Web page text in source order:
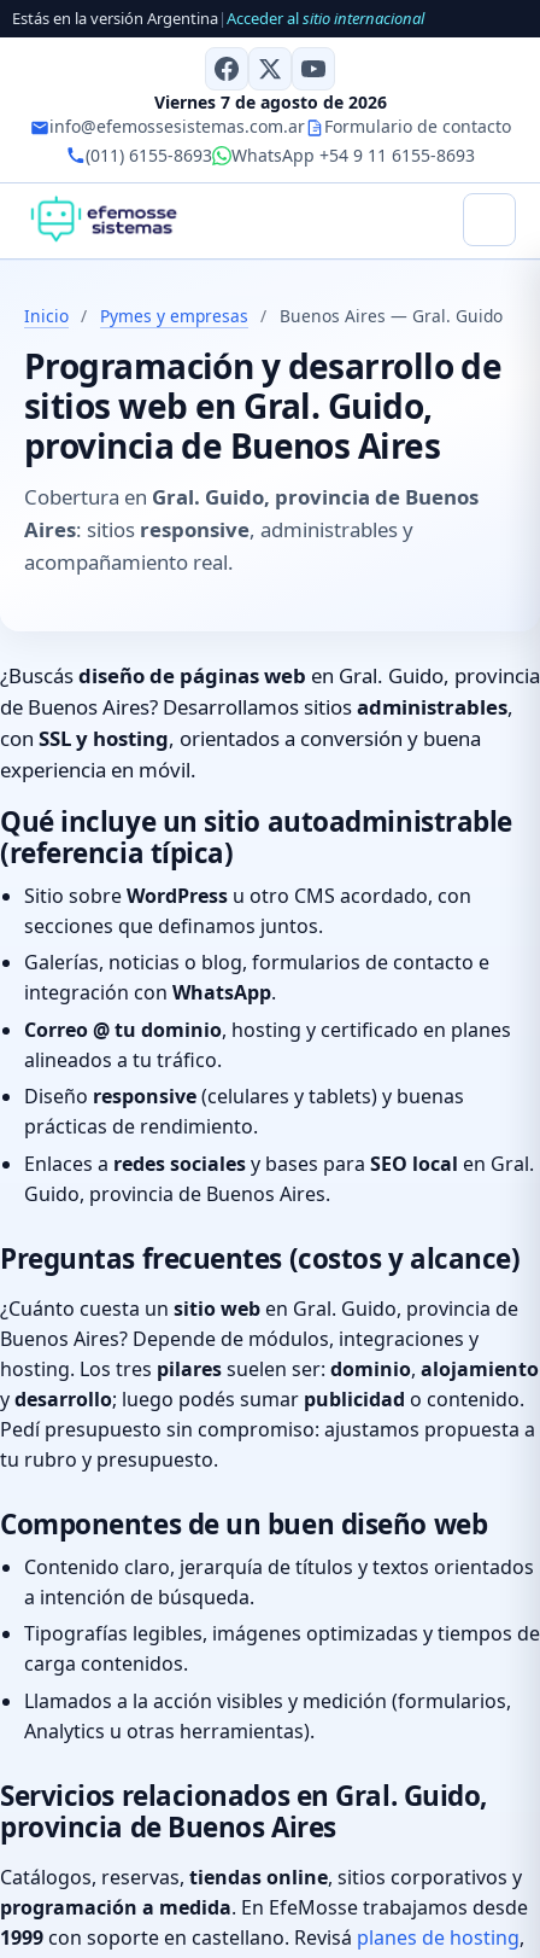
Estás en la versión Argentina|Acceder alsitio internacional
Viernes 7 de agosto de 2026
info@efemossesistemas.com.ar
Formulario de contacto
(011) 6155-8693
WhatsApp +54 9 11 6155-8693
Inicio / Pymes y empresas / Buenos Aires — Gral. Guido
Programación y desarrollo de
sitios web en Gral. Guido,
provincia de Buenos Aires
Cobertura en Gral. Guido, provincia de Buenos
Aires: sitios responsive, administrables y
acompañamiento real.
¿Buscásdiseño de páginas web en Gral. Guido, provincia
de Buenos Aires? Desarrollamos sitiosadministrables,
con SSL y hosting, orientados a conversión y buena
experiencia en móvil.
Qué incluye un sitio autoadministrable
(referencia típica)
Sitio sobreWordPress u otro CMS acordado, con
secciones que definamos juntos.
Galerías, noticias o blog, formularios de contacto e
integración con WhatsApp.
Correo @ tu dominio, hosting y certificado en planes
alineados a tu tráfico.
Diseño responsive(celulares y tablets) y buenas
prácticas de rendimiento.
Enlaces a redes socialesy bases para SEO local en Gral.
Guido, provincia de Buenos Aires.
Preguntas frecuentes (costos y alcance)
¿Cuánto cuesta un sitio weben Gral. Guido, provincia de
Buenos Aires? Depende de módulos, integraciones y
hosting. Los tres pilaressuelen ser: dominio, alojamiento
ydesarrollo; luego podés sumar publicidad o contenido.
Pedí presupuesto sin compromiso: ajustamos propuesta a
tu rubro y presupuesto.
Componentes de un buen diseño web
Contenido claro, jerarquía de títulos y textos orientados
a intención de búsqueda.
Tipografías legibles, imágenes optimizadas y tiempos de
carga contenidos.
Llamados a la acción visibles y medición (formularios,
Analytics u otras herramientas).
Servicios relacionados en Gral. Guido,
provincia de Buenos Aires
Catálogos, reservas, tiendas online, sitios corporativos y
programación a medida. En EfeMosse trabajamos desde
1999con soporte en castellano. Revisá planes de hosting,